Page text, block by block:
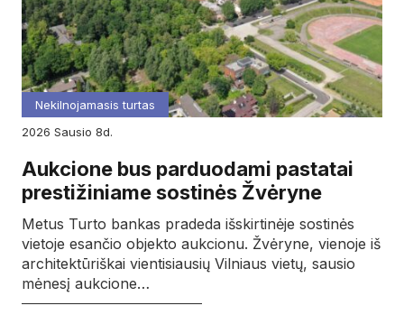
Nekilnojamasis turtas
2026
sausio 8d.
Aukcione bus parduodami pastatai
prestižiniame sostinės Žvėryne
Metus Turto bankas pradeda išskirtinėje sostinės
vietoje esančio objekto aukcionu. Žvėryne, vienoje iš
architektūriškai vientisiausių Vilniaus vietų, sausio
mėnesį aukcione…